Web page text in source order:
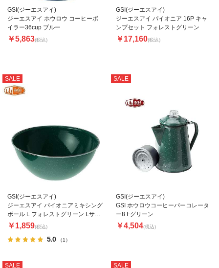
GSI(ジーエスアイ)
ジーエスアイ ホウロウ コーヒーボ
イラー36cup ブルー
￥5,863(税込)
GSI(ジーエスアイ)
ジーエスアイ パイオニア 16P キャ
ンプセット フォレストグリーン
￥17,160(税込)
SALE
5.0 （1）
GSI(ジーエスアイ)
ジーエスアイ パイオニアミキシング
ボール L フォレストグリーン Lサイ
ズ
￥1,859(税込)
SALE
GSI(ジーエスアイ)
GSI ホウロウコーヒーパーコレータ
ー8 Fグリーン
￥4,504(税込)
SALE SALE